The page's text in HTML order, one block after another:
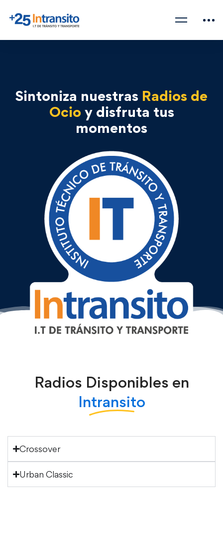
Sintoniza nuestras Radios de
Ocioy disfruta tus
momentos
Radios Disponibles en
Intransito
Crossover
Urban Classic